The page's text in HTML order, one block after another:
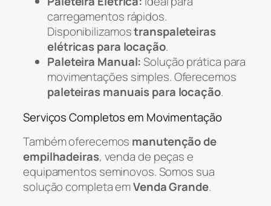
carregamentos rápidos.
Disponibilizamostranspaleteiras
elétricas para locação.
Paleteira Manual:Solução prática para
movimentações simples. Oferecemos
paleteiras manuais para locação.
Serviços Completos em Movimentação
Também oferecemos manutenção de
empilhadeiras, venda de peças e
equipamentos seminovos. Somos sua
solução completa emVenda Grande.